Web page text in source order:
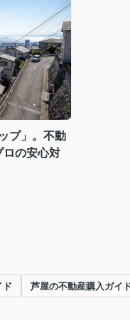
プ」。不動
ロの安心対
ド 芦屋の不動産購入ガイ